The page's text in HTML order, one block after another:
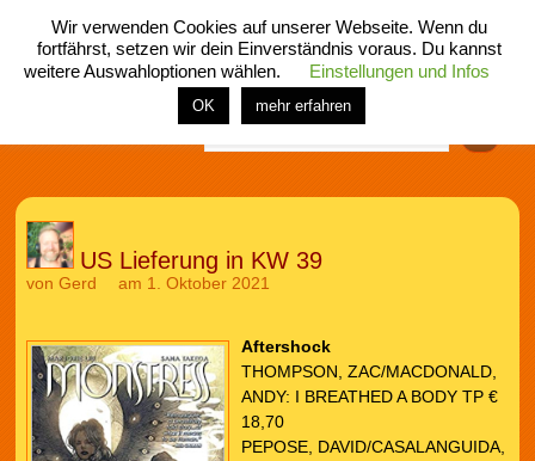
menü
home rubrik buch comic spiel fotos shop
US Lieferung in KW 39
von Gerd am 1. Oktober 2021
Aftershock
THOMPSON, ZAC/MACDONALD,
ANDY: I BREATHED A BODY TP €
18,70
PEPOSE, DAVID/CASALANGUIDA,
Wir verwenden Cookies auf unserer Webseite. Wenn du
fortfährst, setzen wir dein Einverständnis voraus. Du kannst
weitere Auswahloptionen wählen.
Einstellungen und Infos
OK mehr erfahren